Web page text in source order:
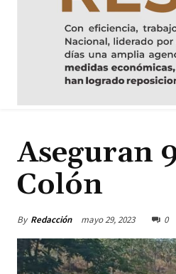
Aseguran
Colón
By Redacción mayo 29, 2023 0